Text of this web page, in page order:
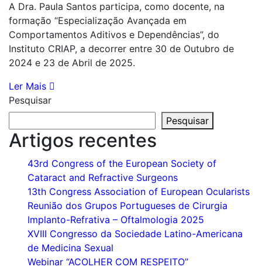
A Dra. Paula Santos participa, como docente, na
formação “Especialização Avançada em
Comportamentos Aditivos e Dependências”, do
Instituto CRIAP, a decorrer entre 30 de Outubro de
2024 e 23 de Abril de 2025.
Ler Mais
Pesquisar
Pesquisar
Artigos recentes
43rd Congress of the European Society of
Cataract and Refractive Surgeons
13th Congress Association of European Ocularists
Reunião dos Grupos Portugueses de Cirurgia
Implanto-Refrativa – Oftalmologia 2025
XVIII Congresso da Sociedade Latino-Americana
de Medicina Sexual
Webinar “ACOLHER COM RESPEITO”